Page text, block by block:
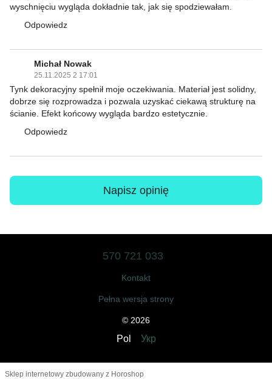
wyschnięciu wygląda dokładnie tak, jak się spodziewałam.
Odpowiedz
Michał Nowak
25.11.2025 2 17:01
Tynk dekoracyjny spełnił moje oczekiwania. Materiał jest solidny,
dobrze się rozprowadza i pozwala uzyskać ciekawą strukturę na
ścianie. Efekt końcowy wygląda bardzo estetycznie.
Odpowiedz
Napisz opinię
570 721 033
Kontakt
Pełna wersja strony
© 2026
Pol Укр
Sklep internetowy zbudowany z Horoshop